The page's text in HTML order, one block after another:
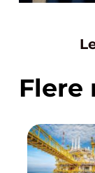
Flere